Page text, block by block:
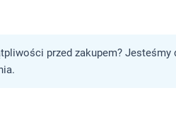
przed zakupem?